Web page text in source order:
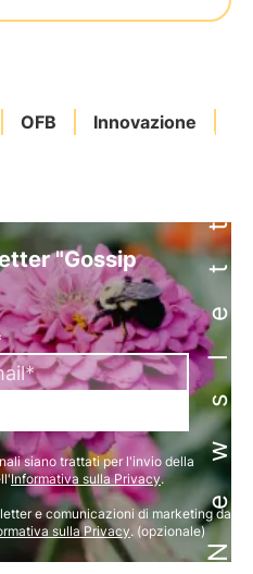
OFB Innovazione Newsletter
"Gossip
siano trattati per l'invio della
Informativa sulla Privacy.
e comunicazioni di marketing da
sulla Privacy. (opzionale)